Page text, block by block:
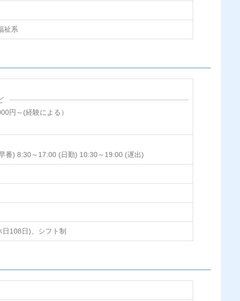
祉系
円～(経験による）
番) 8:30～17:00 (日勤) 10:30～19:00 (遅出)
108日)、シフト制